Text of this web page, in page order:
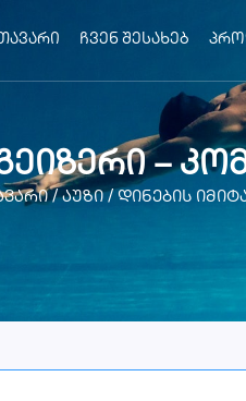
ჩვენ შესახებ
–
/აუზი/ დინების